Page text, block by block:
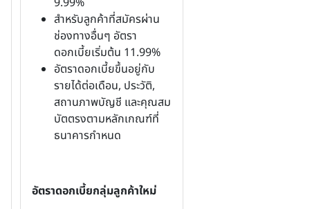
สำหรับลูกค้าที่สมัครผ่าน
ช่องทางอื่นๆ อัตรา
ดอกเบี้ยเริ่มต้น 11.99%
อัตราดอกเบี้ยขึ้นอยู่กับ
รายได้ต่อเดือน, ประวัติ,
สถานภาพบัญชี และคุณสม
บัตตรงตามหลักเกณฑ์ที่
ธนาคารกำหนด
อัตราดอกเบี้ยกลุ่มลูกค้าใหม่